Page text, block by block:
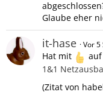
Glaube eher
it-hase Vor 5
Hat mit auf
1&1
(Zitat von